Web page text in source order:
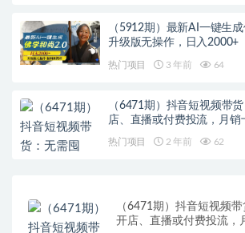
（5912期）最新AI一键生
升级版无操作，日入2000+
热门项目 3 年前 64
（6471期）抖音短视频带
店、直播或付费投流，月
热门项目 2 年前 62
（6471期）抖音短视频带
开店、直播或付费投流，